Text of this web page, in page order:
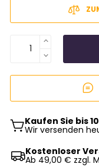
Kaufen Sie bis
Wir versenden
Kostenloser
Ab 49,00 € zzgl.